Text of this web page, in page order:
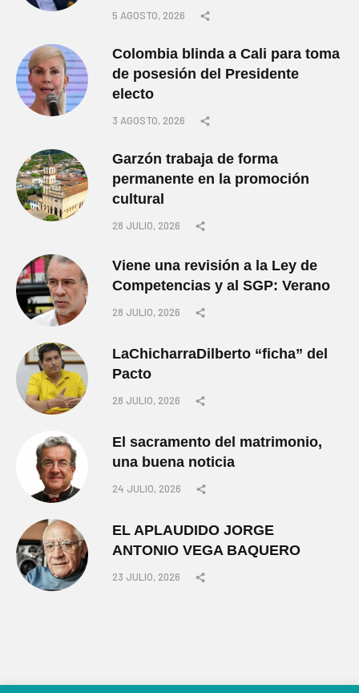
5 AGOSTO, 2026
Colombia blinda a Cali para toma
de posesión del Presidente
electo
3 AGOSTO, 2026
Garzón trabaja de forma
permanente en la promoción
cultural
28 JULIO, 2026
Viene una revisión a la Ley de
Competencias y al SGP: Verano
28 JULIO, 2026
LaChicharraDilberto “ficha” del
Pacto
28 JULIO, 2026
El sacramento del matrimonio,
una buena noticia
24 JULIO, 2026
EL APLAUDIDO JORGE
ANTONIO VEGA BAQUERO
23 JULIO, 2026